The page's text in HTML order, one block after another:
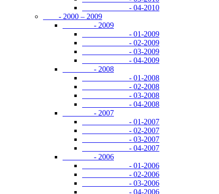
- 04-2010
- 2000 – 2009
- 2009
- 01-2009
- 02-2009
- 03-2009
- 04-2009
- 2008
- 01-2008
- 02-2008
- 03-2008
- 04-2008
- 2007
- 01-2007
- 02-2007
- 03-2007
- 04-2007
- 2006
- 01-2006
- 02-2006
- 03-2006
- 04-2006